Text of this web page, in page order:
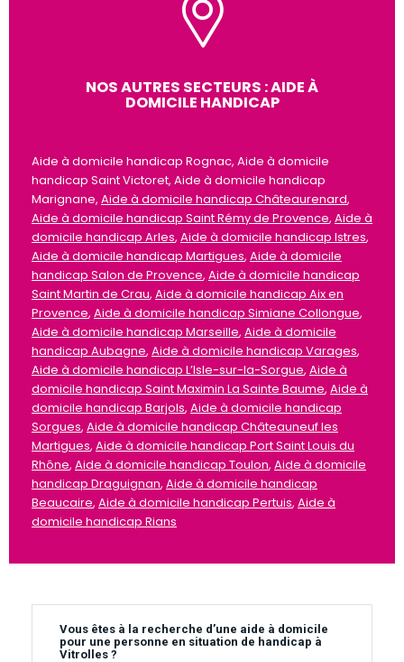
NOS AUTRES SECTEURS : AIDE À
DOMICILE HANDICAP
Aide à domicile handicap Rognac, Aide à domicile
handicap Saint Victoret, Aide à domicile handicap
Marignane, Aide à domicile handicap Châteaurenard,
Aide à domicile handicap Saint Rémy de Provence, Aide à
domicile handicap Arles, Aide à domicile handicap Istres,
Aide à domicile handicap Martigues, Aide à domicile
handicap Salon de Provence, Aide à domicile handicap
Saint Martin de Crau, Aide à domicile handicap Aix en
Provence, Aide à domicile handicap Simiane Collongue,
Aide à domicile handicap Marseille, Aide à domicile
handicap Aubagne, Aide à domicile handicap Varages,
Aide à domicile handicap L’Isle-sur-la-Sorgue, Aide à
domicile handicap Saint Maximin La Sainte Baume, Aide à
domicile handicap Barjols, Aide à domicile handicap
Sorgues, Aide à domicile handicap Châteauneuf les
Martigues, Aide à domicile handicap Port Saint Louis du
Rhône, Aide à domicile handicap Toulon, Aide à domicile
handicap Draguignan, Aide à domicile handicap
Beaucaire, Aide à domicile handicap Pertuis, Aide à
domicile handicap Rians
Vous êtes à la recherche d’une aide à domicile
pour une personne en situation de handicap à
Vitrolles ?